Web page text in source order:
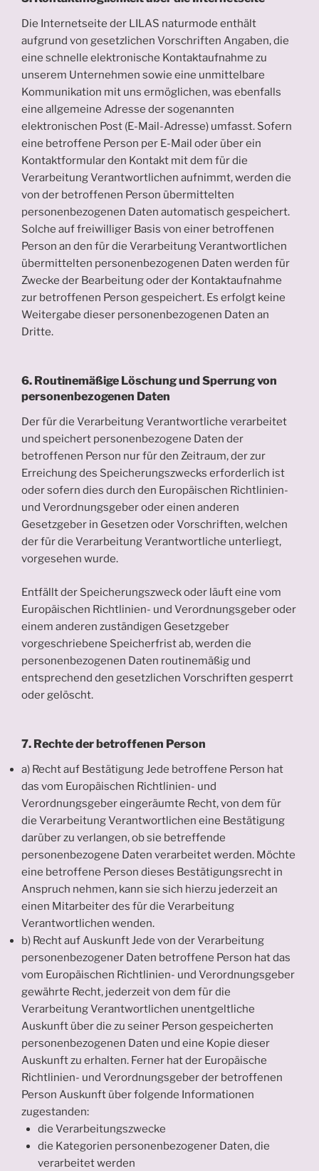
Die Internetseite der LILAS naturmode enthält
aufgrund von gesetzlichen Vorschriften Angaben, die
eine schnelle elektronische Kontaktaufnahme zu
unserem Unternehmen sowie eine unmittelbare
Kommunikation mit uns ermöglichen, was ebenfalls
eine allgemeine Adresse der sogenannten
elektronischen Post (E-Mail-Adresse) umfasst. Sofern
eine betroffene Person per E-Mail oder über ein
Kontaktformular den Kontakt mit dem für die
Verarbeitung Verantwortlichen aufnimmt, werden die
von der betroffenen Person übermittelten
personenbezogenen Daten automatisch gespeichert.
Solche auf freiwilliger Basis von einer betroffenen
Person an den für die Verarbeitung Verantwortlichen
übermittelten personenbezogenen Daten werden für
Zwecke der Bearbeitung oder der Kontaktaufnahme
zur betroffenen Person gespeichert. Es erfolgt keine
Weitergabe dieser personenbezogenen Daten an
Dritte.
6. Routinemäßige Löschung und Sperrung von
personenbezogenen Daten
Der für die Verarbeitung Verantwortliche verarbeitet
und speichert personenbezogene Daten der
betroffenen Person nur für den Zeitraum, der zur
Erreichung des Speicherungszwecks erforderlich ist
oder sofern dies durch den Europäischen Richtlinien-
und Verordnungsgeber oder einen anderen
Gesetzgeber in Gesetzen oder Vorschriften, welchen
der für die Verarbeitung Verantwortliche unterliegt,
vorgesehen wurde.
Entfällt der Speicherungszweck oder läuft eine vom
Europäischen Richtlinien- und Verordnungsgeber oder
einem anderen zuständigen Gesetzgeber
vorgeschriebene Speicherfrist ab, werden die
personenbezogenen Daten routinemäßig und
entsprechend den gesetzlichen Vorschriften gesperrt
oder gelöscht.
7. Rechte der betroffenen Person
a) Recht auf Bestätigung Jede betroffene Person hat
das vom Europäischen Richtlinien- und
Verordnungsgeber eingeräumte Recht, von dem für
die Verarbeitung Verantwortlichen eine Bestätigung
darüber zu verlangen, ob sie betreffende
personenbezogene Daten verarbeitet werden. Möchte
eine betroffene Person dieses Bestätigungsrecht in
Anspruch nehmen, kann sie sich hierzu jederzeit an
einen Mitarbeiter des für die Verarbeitung
Verantwortlichen wenden.
b) Recht auf Auskunft Jede von der Verarbeitung
personenbezogener Daten betroffene Person hat das
vom Europäischen Richtlinien- und Verordnungsgeber
gewährte Recht, jederzeit von dem für die
Verarbeitung Verantwortlichen unentgeltliche
Auskunft über die zu seiner Person gespeicherten
personenbezogenen Daten und eine Kopie dieser
Auskunft zu erhalten. Ferner hat der Europäische
Richtlinien- und Verordnungsgeber der betroffenen
Person Auskunft über folgende Informationen
zugestanden:
die Verarbeitungszwecke
die Kategorien personenbezogener Daten, die
verarbeitet werden